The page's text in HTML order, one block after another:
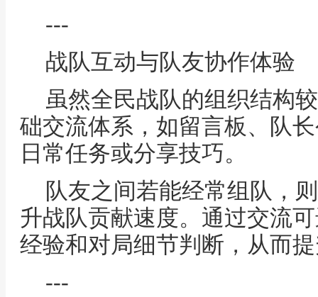
---
战队互动与队友协作体验
虽然全民战队的组织结构
础交流体系，如留言板、队
日常任务或分享技巧。
队友之间若能经常组队，
升战队贡献速度。通过交流
经验和对局细节判断，从而
---